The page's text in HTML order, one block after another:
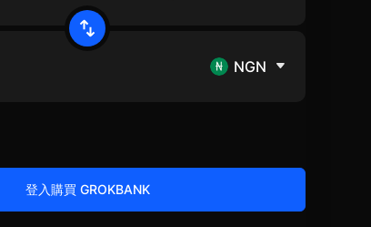
NGN
登入購買 GROKBANK